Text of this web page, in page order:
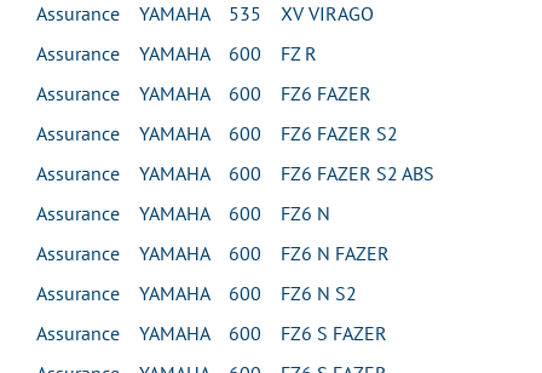
Assurance YAMAHA 535 XV VIRAGO
Assurance YAMAHA 600 FZ R
Assurance YAMAHA 600 FZ6 FAZER
Assurance YAMAHA 600 FZ6 FAZER S2
Assurance YAMAHA 600 FZ6 FAZER S2 ABS
Assurance YAMAHA 600 FZ6 N
Assurance YAMAHA 600 FZ6 N FAZER
Assurance YAMAHA 600 FZ6 N S2
Assurance YAMAHA 600 FZ6 S FAZER